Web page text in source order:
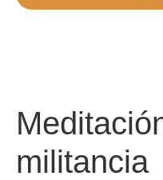
militancia